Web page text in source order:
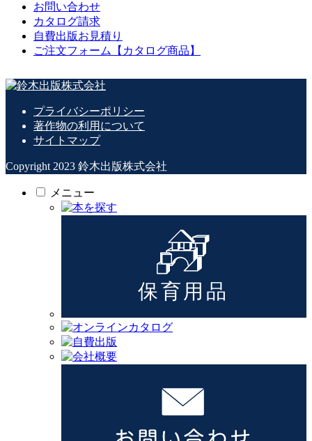
お問い合わせ
カタログ請求
自費出版お見積り
ご注文フォーム【カタログ商品】
プライバシーポリシー
著作物の利用について
サイトマップ
Copyright 2023 鈴木出版株式会社
メニュー